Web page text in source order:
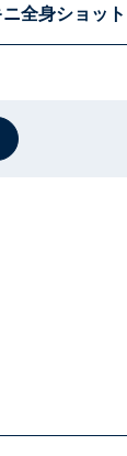
全身ショット